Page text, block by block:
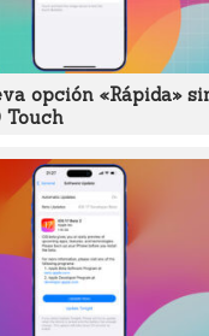
opción «Rápida»
Touch